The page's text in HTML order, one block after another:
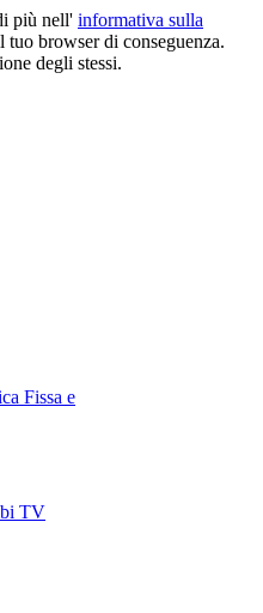
più nell' informativa sulla
browser di conseguenza.
degli stessi.
Fissa e
TV